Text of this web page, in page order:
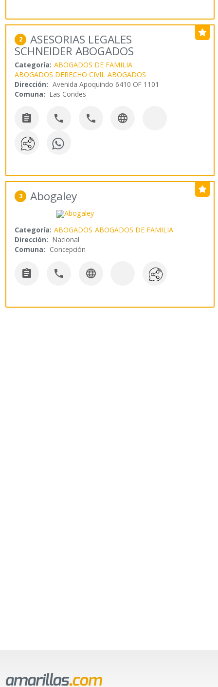
2 ASESORIAS LEGALES
SCHNEIDER ABOGADOS
Categoría: ABOGADOS DE FAMILIA
ABOGADOS DERECHO CIVIL ABOGADOS
Dirección: Avenida Apoquindo 6410 OF 1101
Comuna: Las Condes
   
3 Abogaley
Categoría: ABOGADOS ABOGADOS DE FAMILIA
Dirección: Nacional
Comuna: Concepción
  